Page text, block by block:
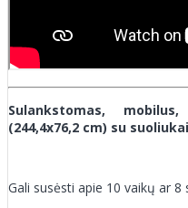
Sulankstomas,
(244,4x76,2 cm) su
Gali susėsti apie 10 vaikų ar 8